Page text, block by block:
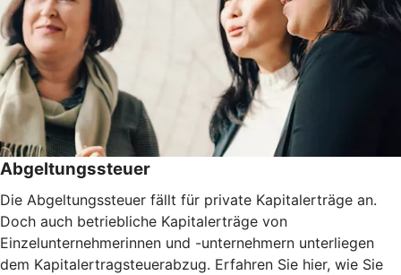
Abgeltungssteuer
Die Abgeltungssteuer fällt für private Kapitalerträge an.
Doch auch betriebliche Kapitalerträge von
Einzelunternehmerinnen und -unternehmern unterliegen
dem Kapitalertragsteuerabzug. Erfahren Sie hier, wie Sie